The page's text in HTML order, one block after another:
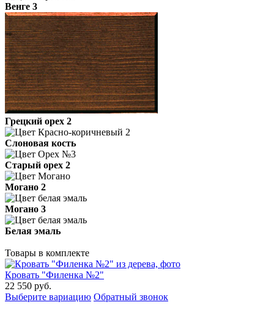
Венге 3
Грецкий орех 2
Слоновая кость
Старый орех 2
Могано 2
Могано 3
Белая эмаль
Товары в комплекте
Кровать "Филенка №2"
22 550 руб.
Выберите вариацию Обратный звонок